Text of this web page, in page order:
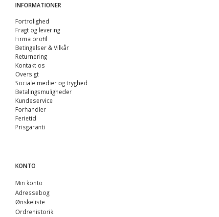
INFORMATIONER
Fortrolighed
Fragt og levering
Firma profil
Betingelser & Vilkår
Returnering
Kontakt os
Oversigt
Sociale medier og tryghed
Betalingsmuligheder
Kundeservice
Forhandler
Ferietid
Prisgaranti
KONTO
Min konto
Adressebog
Ønskeliste
Ordrehistorik